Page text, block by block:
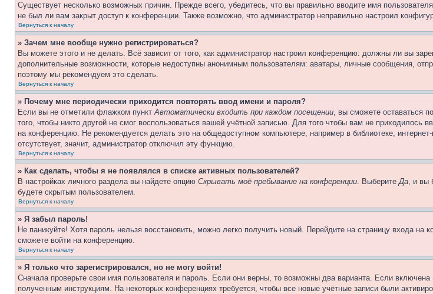
Существует несколько возможных причин. Прежде всего, убедитесь, что вы правильно вводите имя
не был ли вам закрыт доступ к конференции. Также возможно, что администратор неправильно настроил
Вернуться к началу
» Зачем мне вообще нужно регистрироваться?
Вы можете этого и не делать. Всё зависит от того, как администратор настроил конференцию: должны ли вы
дополнительные возможности, которые недоступны анонимным пользователям: аватары, личные сообщения,
поэтому мы рекомендуем это сделать.
Вернуться к началу
» Почему мне периодически приходится повторять ввод имени и пароля?
Если вы не отметили флажком пунктАвтоматически входить при каждом посещении, вы сможете оставаться
того, чтобы никто другой не смог воспользоваться вашей учётной записью. Для того чтобы вам не
на конференцию. Не рекомендуется делать это на общедоступном компьютере, например в библиотеке,
отсутствует, значит, администратор отключил эту функцию.
Вернуться к началу
» Как сделать, чтобы я не появлялся в списке активных пользователей?
В настройках личного раздела вы найдете опцию Скрывать моё пребывание на конференции. ВыберитеДа, и вы
будете скрытым пользователем.
Вернуться к началу
» Я забыл пароль!
Не паникуйте! Хотя пароль нельзя восстановить, можно легко получить новый. Перейдите на страницу входа на
сможете войти на конференцию.
Вернуться к началу
» Я только что зарегистрировался, но не могу войти!
Сначала проверьте свои имя пользователя и пароль. Если они верны, то возможны два варианта. Если
полученным инструкциям. На некоторых конференциях требуется, чтобы все новые учётные записи были